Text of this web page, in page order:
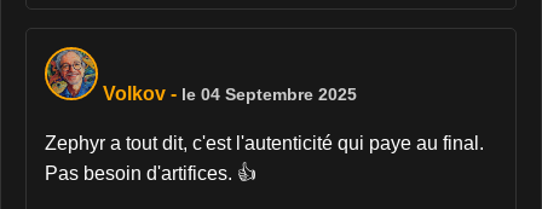
Volkov - le 04 Septembre 2025
Zephyr a tout dit, c'est l'autenticité qui paye au final.
Pas besoin d'artifices. 👍